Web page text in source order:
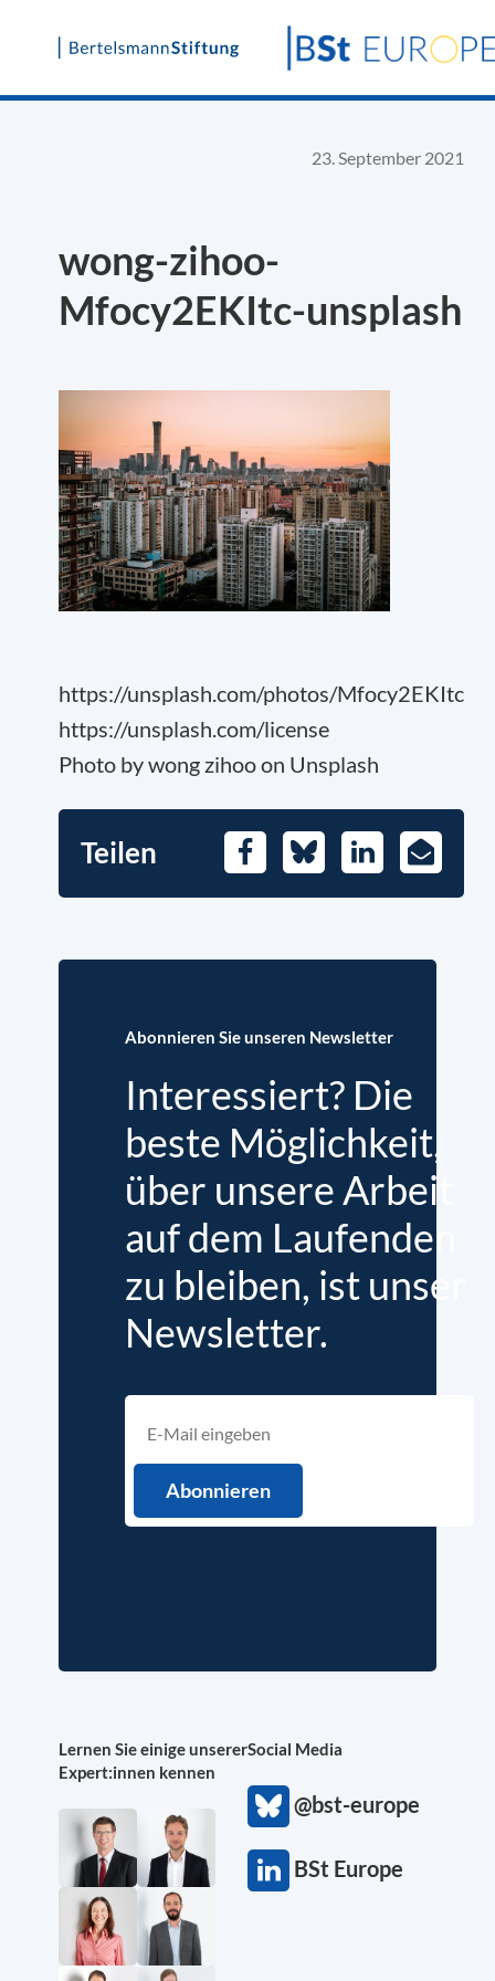
Skip
23. September 2021
wong-zihoo-
Mfocy2EKItc-unsplash
https://unsplash.com/photos/Mfocy2EKItc
https://unsplash.com/license
Photo by wong zihoo on Unsplash
Teilen FacebookBlueskyLinkedIn
E-
Mail
Abonnieren Sie unseren Newsletter
Interessiert? Die
beste Möglichkeit,
über unsere Arbeit
auf dem Laufenden
zu bleiben, ist unser
Newsletter.
Lernen Sie einige unserer
Expert:innen kennen
Social Media
@bst-europe
BSt Europe